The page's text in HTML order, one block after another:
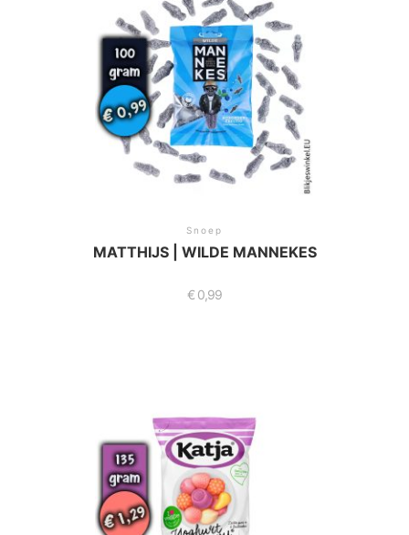
Snoep
MATTHIJS | WILDE MANNEKES
€ 0,99